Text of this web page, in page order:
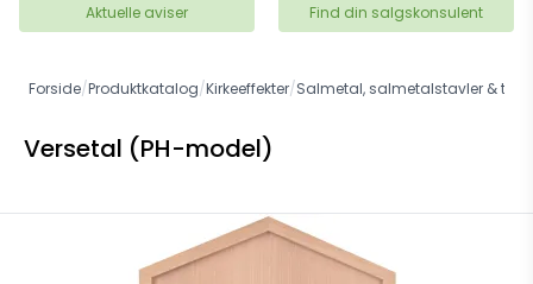
Aktuelle aviser Find din salgskonsulent
Forside/Produktkatalog/Kirkeeffekter/Salmetal, salmetalstavler &
Versetal (PH-model)